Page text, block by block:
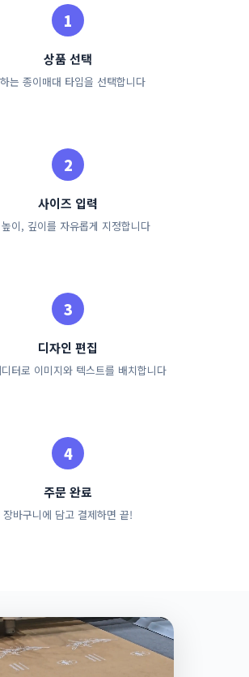
상품 선택
는 종이매대 타입을 선택합니다
사이즈 입력
이, 깊이를 자유롭게 지정합니다
디자인 편집
터로 이미지와 텍스트를 배치합니다
주문 완료
장바구니에 담고 결제하면 끝!